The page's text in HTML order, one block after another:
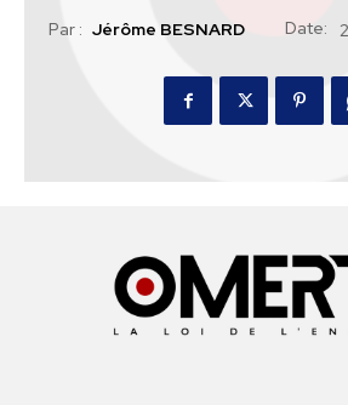
Par : Jérôme BESNARD Date: